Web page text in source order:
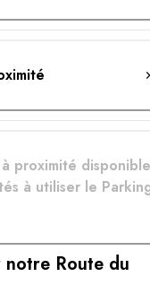
proximité
à utiliser le
notre Route du